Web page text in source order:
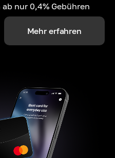
nur 0,4% Gebühren
Mehr erfahren